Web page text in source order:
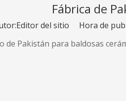
Fábrica de
del sitio Hora de
Pakistán para baldosas